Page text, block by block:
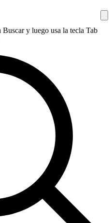
y luego usa la tecla Tab